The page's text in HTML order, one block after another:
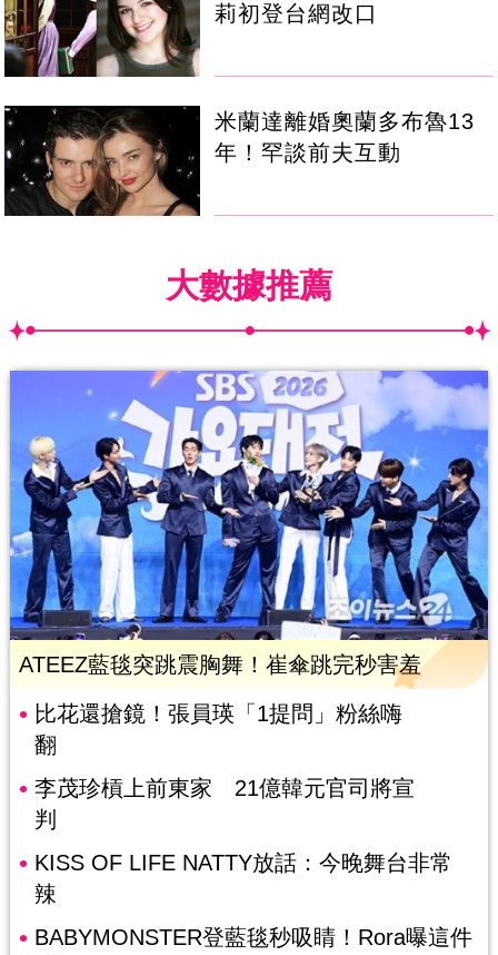
莉初登台網改口
米蘭達離婚奧蘭多布魯13
年！罕談前夫互動
大數據推薦
ATEEZ藍毯突跳震胸舞！崔傘跳完秒害羞
比花還搶鏡！張員瑛「1提問」粉絲嗨
翻
李茂珍槓上前東家 21億韓元官司將宣
判
KISS OF LIFE NATTY放話：今晚舞台非常
辣
BABYMONSTER登藍毯秒吸睛！Rora曝這件